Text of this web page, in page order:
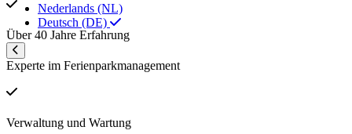
Nederlands (NL)
Deutsch (DE)
Über 40 Jahre Erfahrung
Experte im Ferienparkmanagement
Verwaltung und Wartung